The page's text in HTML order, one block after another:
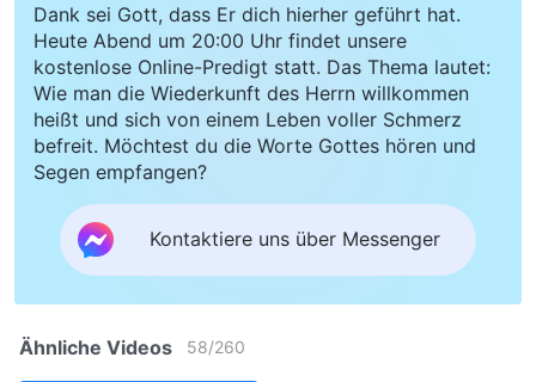
Dank sei Gott, dass Er dich hierher geführt hat.
Heute Abend um 20:00 Uhr findet unsere
kostenlose Online-Predigt statt. Das Thema lautet:
Wie man die Wiederkunft des Herrn willkommen
heißt und sich von einem Leben voller Schmerz
befreit. Möchtest du die Worte Gottes hören und
Segen empfangen?
Kontaktiere uns über Messenger
Ähnliche Videos 58/260